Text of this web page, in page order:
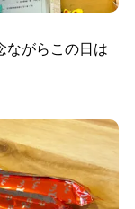
ながらこの日は